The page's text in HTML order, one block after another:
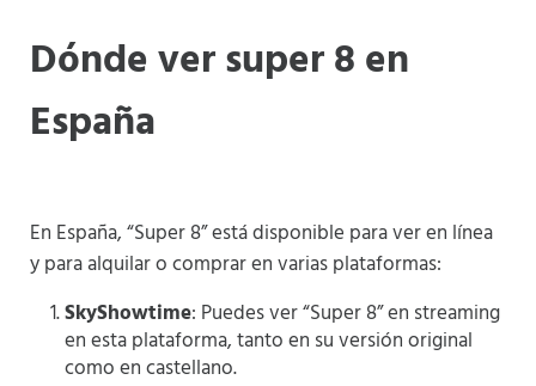
Dónde ver super 8 en
España
En España, “Super 8” está disponible para ver en línea
y para alquilar o comprar en varias plataformas:
SkyShowtime: Puedes ver “Super 8” en streaming
en esta plataforma, tanto en su versión original
como en castellano​​.